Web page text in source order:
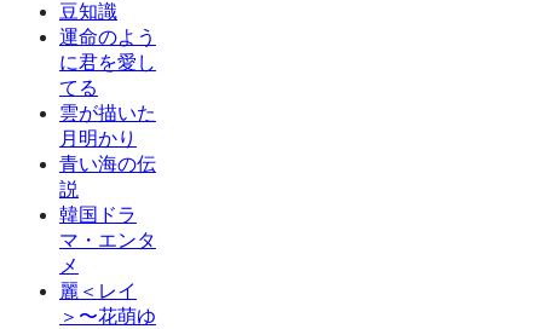
豆知識
運命のよう
に君を愛し
てる
雲が描いた
月明かり
青い海の伝
説
韓国ドラ
マ・エンタ
メ
麗＜レイ
＞〜花萌ゆ